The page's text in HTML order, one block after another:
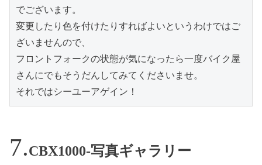
でございます。
変更したり色を付けたりすればよいというわけではご
ざいませんので、
フロントフォークの状態が気になったら一度バイク屋
さんにでもそうだんしてみてくださいませ。
それではシーユーアゲイン！
CBX1000-写真ギャラリー